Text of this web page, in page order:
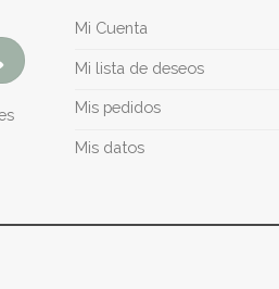
Mi Cuenta
Mi lista de deseos
Mis pedidos
Mis datos